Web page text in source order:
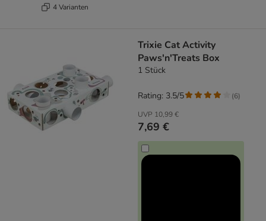
4 Varianten
Trixie Cat Activity
Paws'n'Treats Box
1 Stück
UVP 10,99 €
7,69 €
Rating: 3.5/5 (6)